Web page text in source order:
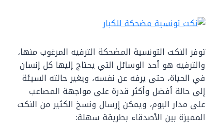
توفر النكت التونسية المضحكة الترفيه المرغوب منها،
والترفيه هو أحد الوسائل التي يحتاج إليها كل إنسان
في الحياة، حتى يرفه عن نفسه، ويغير حالته السيئة
إلى حالة أفضل وأكثر قدرة على مواجهة المصاعب
على مدار اليوم، ويمكن إرسال ونسخ الكثير من النكت
المميزة بين الأصدقاء بطريقة سهلة: